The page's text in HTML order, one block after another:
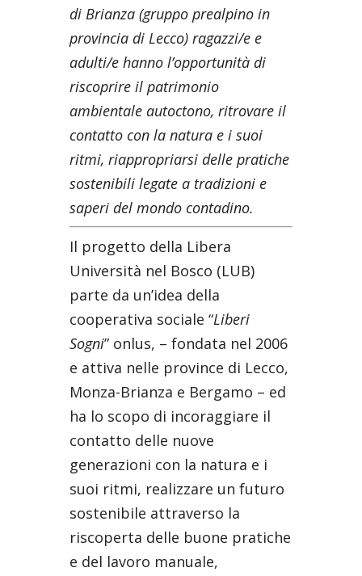
di Brianza (gruppo prealpino in
provincia di Lecco) ragazzi/e e
adulti/e hanno l’opportunità di
riscoprire il patrimonio
ambientale autoctono, ritrovare il
contatto con la natura e i suoi
ritmi, riappropriarsi delle pratiche
sostenibili legate a tradizioni e
saperi del mondo contadino.
Il progetto della Libera
Università nel Bosco (LUB)
parte da un’idea della
cooperativa sociale “Liberi
Sogni” onlus, – fondata nel 2006
e attiva nelle province di Lecco,
Monza-Brianza e Bergamo – ed
ha lo scopo di incoraggiare il
contatto delle nuove
generazioni con la natura e i
suoi ritmi, realizzare un futuro
sostenibile attraverso la
riscoperta delle buone pratiche
e del lavoro manuale,